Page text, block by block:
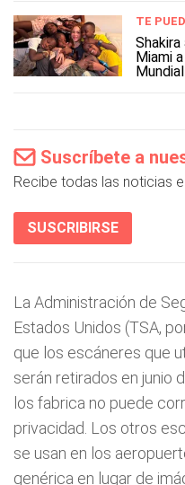
TE
Miami
Suscríbete a
Recibe todas las noticias
SUSCRIBIRSE
La Administración de
Estados Unidos (TSA,
que los escáneres que
serán retirados en junio
los fabrica no puede
privacidad. Los otros
se usan en los
genérica en lugar de